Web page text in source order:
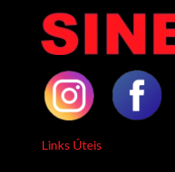
Links Úteis